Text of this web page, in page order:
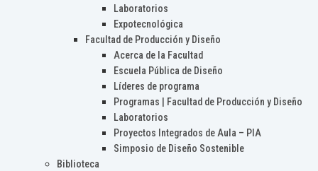
Laboratorios
Expotecnológica
Facultad de Producción y Diseño
Acerca de la Facultad
Escuela Pública de Diseño
Líderes de programa
Programas | Facultad de Producción y Diseño
Laboratorios
Proyectos Integrados de Aula – PIA
Simposio de Diseño Sostenible
Biblioteca